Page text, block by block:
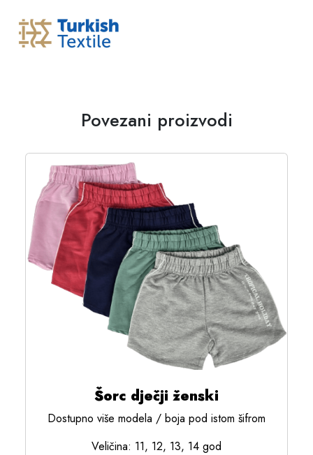
Povezani proizvodi
Šorc dječji ženski
Dostupno više modela / boja pod istom šifrom
Veličina: 11, 12, 13, 14 god